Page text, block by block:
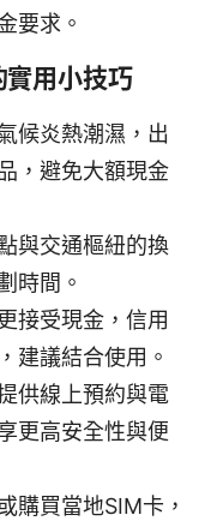
要求。
用小技巧
候炎熱潮濕，出
，避免大額現金
與交通樞紐的換
時間。
接受現金，信用
建議結合使用。
供線上預約與電
更高安全性與便
購買當地SIM卡，